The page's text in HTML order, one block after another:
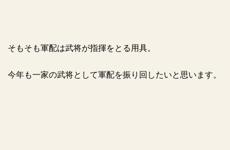
そもそも軍配は武将が指揮をとる用具。
今年も一家の武将として軍配を振り回したいと思います。